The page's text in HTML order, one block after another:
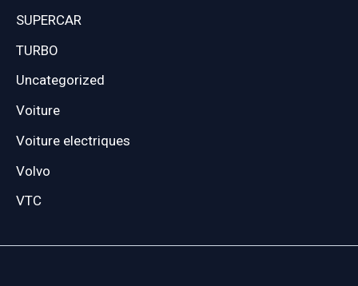
SUPERCAR
TURBO
Uncategorized
Voiture
Voiture electriques
Volvo
VTC